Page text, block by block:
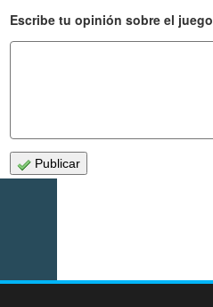
Escribe tu opinión sobre el juego
Publicar